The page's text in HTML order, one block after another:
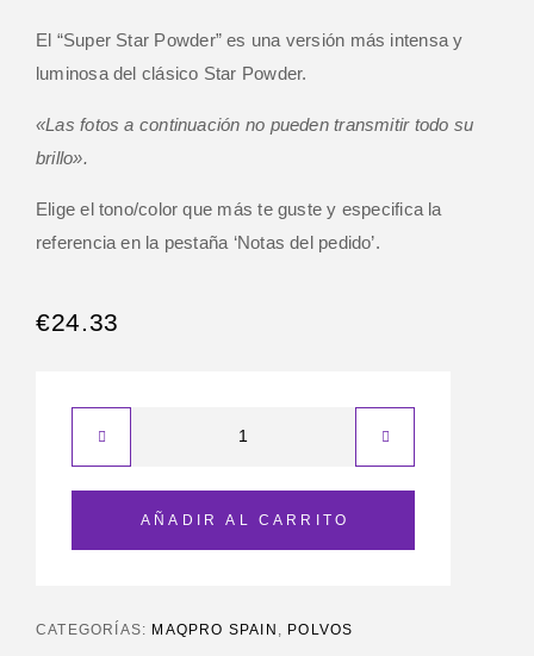
El “Super Star Powder” es una versión más intensa y
luminosa del clásico Star Powder.
«Las fotos a continuación no pueden transmitir todo su
brillo».
Elige el tono/color que más te guste y especifica la
referencia en la pestaña ‘Notas del pedido’.
€24.33
AÑADIR AL CARRITO
CATEGORÍAS: MAQPRO SPAIN , POLVOS